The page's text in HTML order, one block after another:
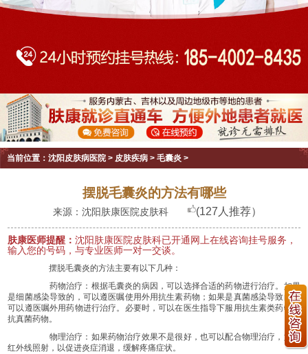
当前位置： 沈阳皮肤病医院> 皮肤疾病> 毛囊炎>
摆脱毛囊炎的方法有哪些
来源：沈阳肤康医院皮肤科 (127人推荐）
肤康医师提醒：沈阳肤康医院皮肤科已开通网上在线咨询挂号服务，
输入您的号码，与专业医师一对一交谈。
摆脱毛囊炎的方法主要有以下几种：
药物治疗：根据毛囊炎的病因，可以选择合适的药物进行治疗。如果
是细菌感染导致的，可以遵医嘱使用外用抗生素药物；如果是真菌感染导致的，
可以遵医嘱外用药物进行治疗。必要时，可以在医生指导下服用抗生素类药物或
抗真菌药物。
物理治疗：如果药物治疗效果不是很好，也可以配合物理治疗，如远
红外线照射，以促进炎症消退，缓解疼痛症状。